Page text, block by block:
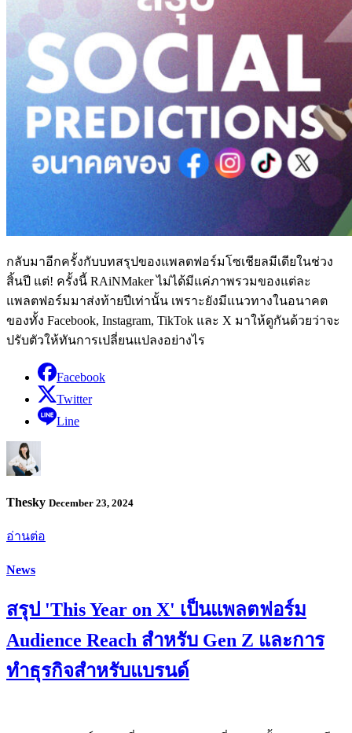
กลับมาอีกครั้งกับบทสรุปของแพลตฟอร์มโซเชียลมีเดียในช่วง
สิ้นปี แต่! ครั้งนี้ RAiNMaker ไม่ได้มีแค่ภาพรวมของแต่ละ
แพลตฟอร์มมาส่งท้ายปีเท่านั้น เพราะยังมีแนวทางในอนาคต
ของทั้ง Facebook, Instagram, TikTok และ X มาให้ดูกันด้วยว่าจะ
ปรับตัวให้ทันการเปลี่ยนแปลงอย่างไร
Facebook
Twitter
Line
Thesky December 23, 2024
อ่านต่อ
News
สรุป 'This Year on X' เป็นแพลตฟอร์ม
Audience Reach สำหรับ Gen Z และการ
ทำธุรกิจสำหรับแบรนด์